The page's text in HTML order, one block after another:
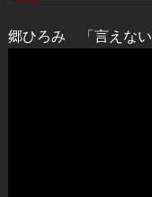
郷ひろみ 「言えない